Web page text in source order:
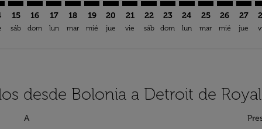
15
sáb
16
dom
17
lun
18
mar
19
mié
20
jue
21
vie
22
sáb
23
dom
24
lun
25
mar
26
mié
27
jue
desde Bolonia a Detroit de
A